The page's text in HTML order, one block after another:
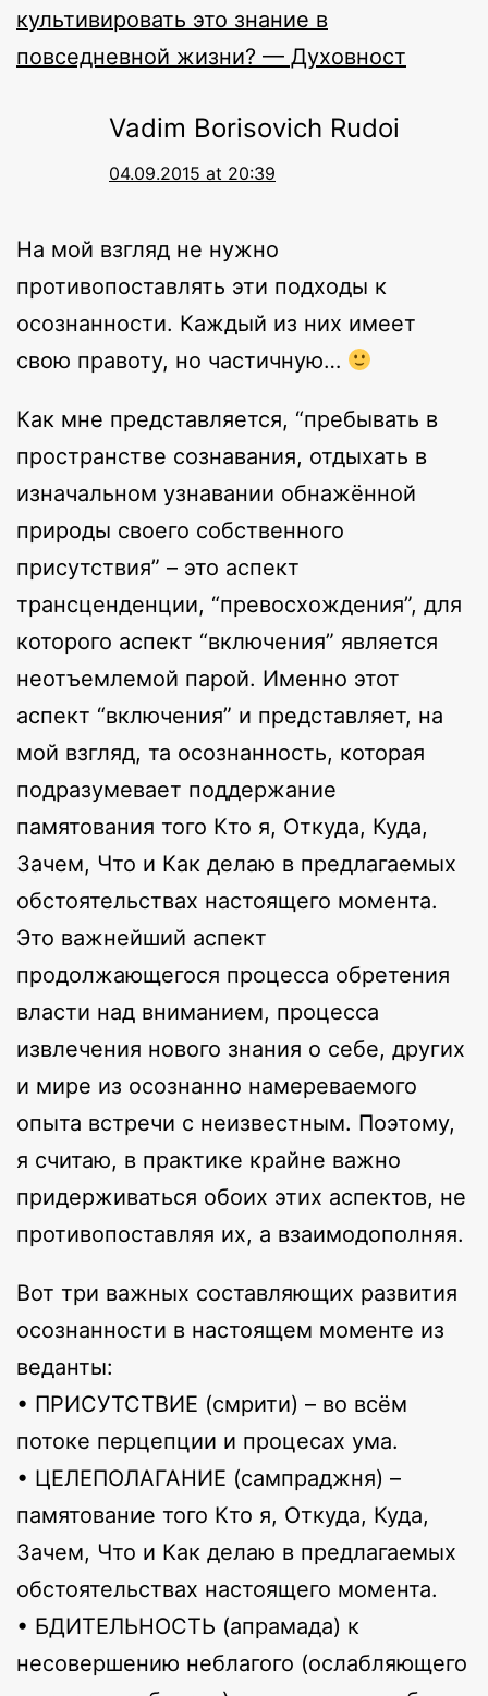
культивировать это знание в
повседневной жизни? — Духовност
Vadim Borisovich Rudoi
04.09.2015 at 20:39
На мой взгляд не нужно
противопоставлять эти подходы к
осознанности. Каждый из них имеет
свою правоту, но частичную…
Как мне представляется, “пребывать в
пространстве сознавания, отдыхать в
изначальном узнавании обнажённой
природы своего собственного
присутствия” – это аспект
трансценденции, “превосхождения”, для
которого аспект “включения” является
неотъемлемой парой. Именно этот
аспект “включения” и представляет, на
мой взгляд, та осознанность, которая
подразумевает поддержание
памятования того Кто я, Откуда, Куда,
Зачем, Что и Как делаю в предлагаемых
обстоятельствах настоящего момента.
Это важнейший аспект
продолжающегося процесса обретения
власти над вниманием, процесса
извлечения нового знания о себе, других
и мире из осознанно намереваемого
опыта встречи с неизвестным. Поэтому,
я считаю, в практике крайне важно
придерживаться обоих этих аспектов, не
противопоставляя их, а взаимодополняя.
Вот три важных составляющих развития
осознанности в настоящем моменте из
веданты:
• ПРИСУТСТВИЕ (смрити) – во всём
потоке перцепции и процесах ума.
• ЦЕЛЕПОЛАГАНИЕ (сампраджня) –
памятование того Кто я, Откуда, Куда,
Зачем, Что и Как делаю в предлагаемых
обстоятельствах настоящего момента.
• БДИТЕЛЬНОСТЬ (апрамада) к
несовершению неблагого (ослабляющего